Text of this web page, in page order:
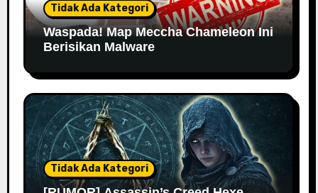
Tidak Ada Kategori
Waspada! Map Meccha Chameleon Ini
Berisikan Malware
Tidak Ada Kategori